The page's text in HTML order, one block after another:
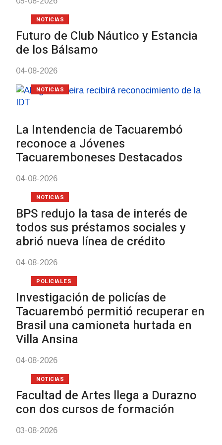
mayores
Actualización
meningococo
03-08-2026
discapacidad
03-08-2026
NOTICIAS
01-08-2026
POLICIALES
NOTICIAS